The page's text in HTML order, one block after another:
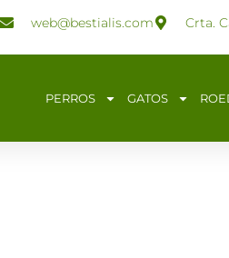
web@bestialis.com Crta.
PERROS GATOS